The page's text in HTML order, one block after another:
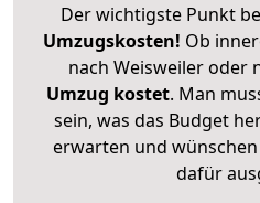
Der wichtigste Punkt
Umzugskosten! Ob
nach Weisweiler oder
Umzug kostet. Man
sein, was das Budget
erwarten und wünschen
dafür